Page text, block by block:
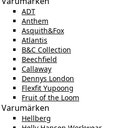
ADT
Anthem
Asquith&Fox
Atlantis
B&C Collection
Beechfield
Callaway
Dennys London
Flexfit Yupoong
Fruit of the Loom
Varumärken
Hellberg